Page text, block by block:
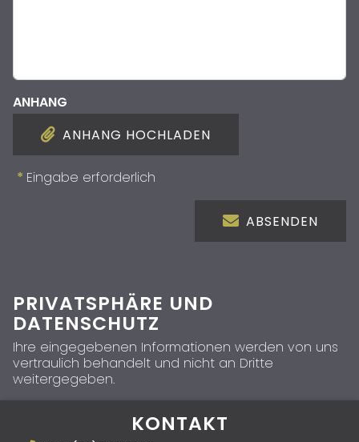
ANHANG
ANHANG HOCHLADEN
* Eingabe erforderlich
ABSENDEN
PRIVATSPHÄRE UND
DATENSCHUTZ
Ihre eingegebenen Informationen werden von uns
vertraulich behandelt und nicht an Dritte
weitergegeben.
KONTAKT